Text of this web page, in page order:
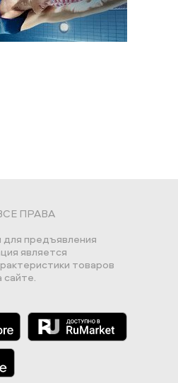
ПРАВА
для предъявления
является
товаров
сайте.